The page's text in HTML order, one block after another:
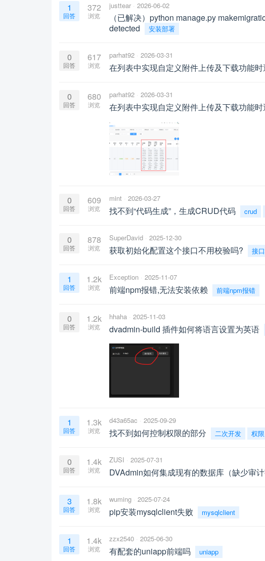
1
回答
372
浏览
justtear 2026-06-02
（已解决）python manage.py
detected
安装部署
0
回答
617
浏览
parhat92 2026-03-31
在列表中实现自定义附件上传及下载功能
0
回答
680
浏览
parhat92 2026-03-31
在列表中实现自定义附件上传及下载功能
0
回答
609
浏览
mint 2026-03-27
找不到“代码生成”，生成CRUD代码 crud
0
回答
878
浏览
SuperDavid 2025-12-30
获取初始化配置这个接口不用校验吗? 接
1
回答
1.2k
浏览
Exception 2025-11-07
前端npm报错,无法安装依赖 前端npm报错
0
回答
1.2k
浏览
hhaha 2025-11-03
dvadmin-build 插件如何将语言设置为英语
1
回答
1.3k
浏览
d43a65ac 2025-09-29
找不到如何控制权限的部分 二次开发 权限
0
回答
1.4k
浏览
ZUSI 2025-07-31
DVAdmin如何集成现有的数据库（缺少审计
3
回答
1.8k
浏览
wuming 2025-07-24
pip安装mysqlclient失败 mysqlclient
1
回答
1.4k
浏览
zzx2540 2025-06-30
有配套的uniapp前端吗 uniapp